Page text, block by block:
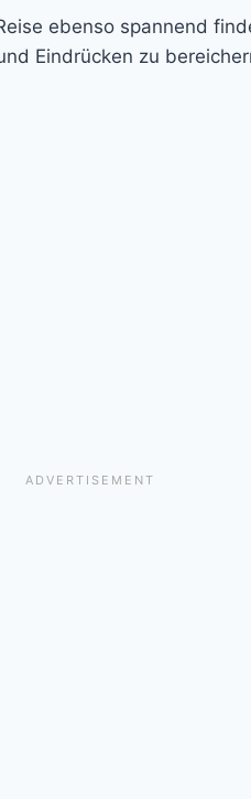
ebenso spannend
Eindrücken zu